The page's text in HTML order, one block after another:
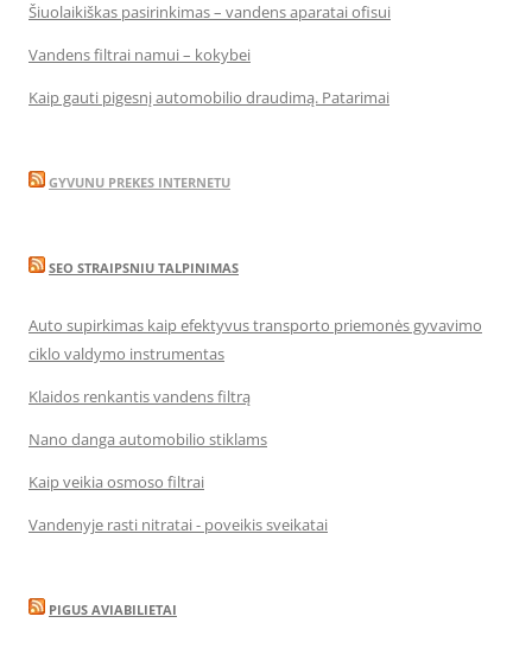
Šiuolaikiškas pasirinkimas – vandens aparatai ofisui
Vandens filtrai namui – kokybei
Kaip gauti pigesnį automobilio draudimą. Patarimai
GYVUNU PREKES INTERNETU
SEO STRAIPSNIU TALPINIMAS
Auto supirkimas kaip efektyvus transporto priemonės gyvavimo
ciklo valdymo instrumentas
Klaidos renkantis vandens filtrą
Nano danga automobilio stiklams
Kaip veikia osmoso filtrai
Vandenyje rasti nitratai - poveikis sveikatai
PIGUS AVIABILIETAI